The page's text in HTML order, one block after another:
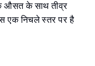
औसत के साथ तीव्र
एक निचले स्तर पर है